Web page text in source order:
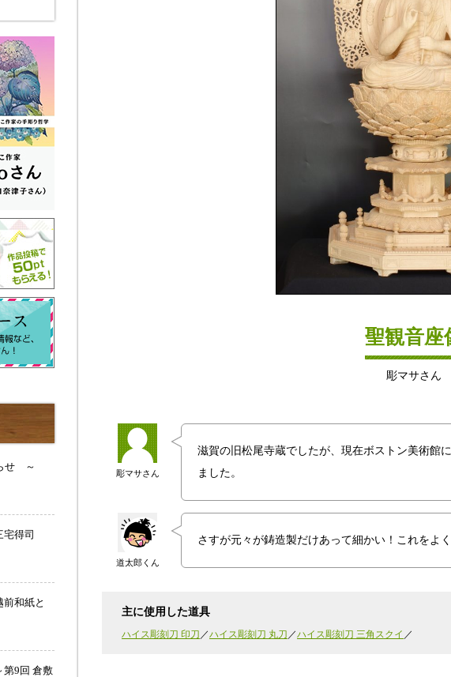
聖観音座
彫マサさん
彫マサさん
滋賀の旧松尾寺蔵でしたが、現在ボストン美術館
ました。
道太郎くん
さすが元々が鋳造製だけあって細かい！これをよ
主に使用した道具
ハイス彫刻刀 印刀 ハイス彫刻刀 丸刀 ハイス彫刻刀 三角スクイ
せ ～
得司
和紙と
9回 倉敷